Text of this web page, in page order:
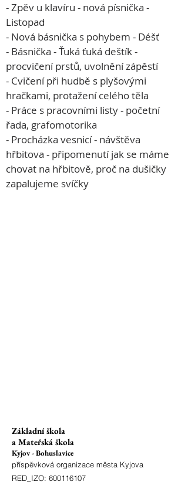
- Zpěv u klavíru - nová písnička -
Listopad
- Nová básnička s pohybem - Déšť
- Básnička - Ťuká ťuká deštík -
procvičení prstů, uvolnění zápěstí
- Cvičení při hudbě s plyšovými
hračkami, protažení celého těla
- Práce s pracovními listy - početní
řada, grafomotorika
- Procházka vesnicí - návštěva
hřbitova - připomenutí jak se máme
chovat na hřbitově, proč na dušičky
zapalujeme svíčky
Základní škola
a Mateřská škola
Kyjov - Bohuslavice
příspěvková organizace města Kyjova
RED_IZO: 600116107